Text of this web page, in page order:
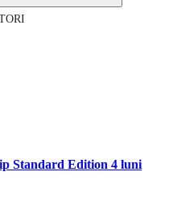
Standard Edition 4 luni